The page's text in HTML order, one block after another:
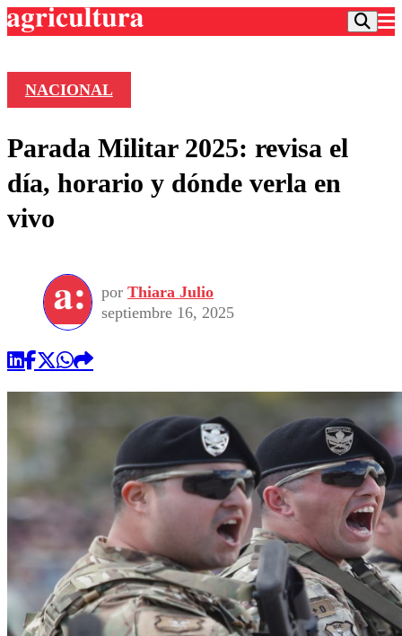
Frecuencias
Agricultura TV
Deportes
Seleccion Chilena
Torneo Internacional
Universidad de Chile
Economía
Internacional
Sustentabilidad
Publicaciones en medios
Opinión
NACIONAL
Parada Militar 2025: revisa el
día, horario y dónde verla en
vivo
por Thiara Julio
septiembre 16, 2025